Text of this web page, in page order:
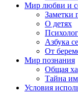
Мир любви и
Заметки
О детях
Азбука
От
Мир познания
Общая
Тайна
Условия